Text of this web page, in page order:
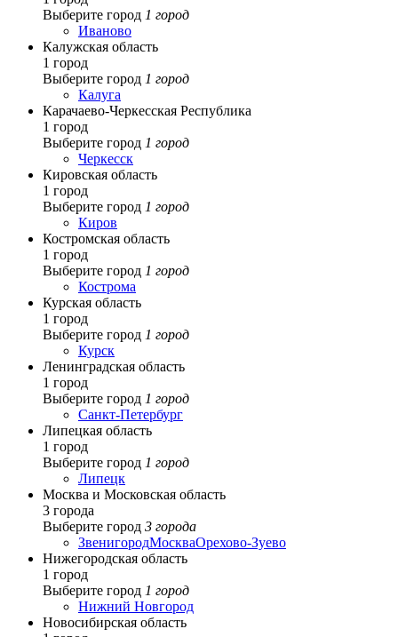
Выберите город 1 город
Иваново
Калужская область
1 город
Выберите город 1 город
Калуга
Карачаево-Черкесская Республика
1 город
Выберите город 1 город
Черкесск
Кировская область
1 город
Выберите город 1 город
Киров
Костромская область
1 город
Выберите город 1 город
Кострома
Курская область
1 город
Выберите город 1 город
Курск
Ленинградская область
1 город
Выберите город 1 город
Санкт-Петербург
Липецкая область
1 город
Выберите город 1 город
Липецк
Москва и Московская область
3 города
Выберите город 3 города
ЗвенигородМоскваОрехово-Зуево
Нижегородская область
1 город
Выберите город 1 город
Нижний Новгород
Новосибирская область